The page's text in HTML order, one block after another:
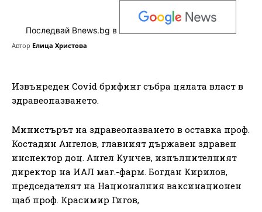
Последвай Bnews.bg в
Автор Елица Христова
Извънреден Covid брифинг събра цялата власт в
здравеопазването.
Министърът на здравеопазването в оставка проф.
Костадин Ангелов, главният държавен здравен
инспектор доц. Ангел Кунчев, изпълнителният
директор на ИАЛ маг.-фарм. Богдан Кирилов,
председателят на Националния ваксинационен
щаб проф. Красимир Гигов,